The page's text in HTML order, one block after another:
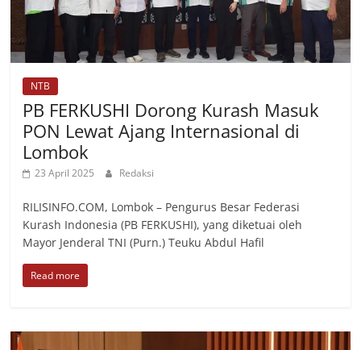
NTB
PB FERKUSHI Dorong Kurash Masuk
PON Lewat Ajang Internasional di
Lombok
23 April 2025 Redaksi
RILISINFO.COM, Lombok – Pengurus Besar Federasi
Kurash Indonesia (PB FERKUSHI), yang diketuai oleh
Mayor Jenderal TNI (Purn.) Teuku Abdul Hafil
Read more